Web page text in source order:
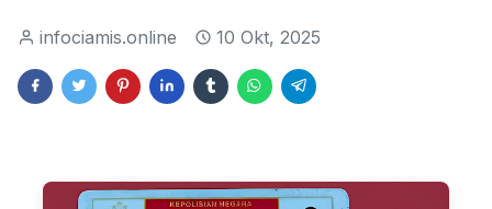
infociamis.online 10 Okt, 2025